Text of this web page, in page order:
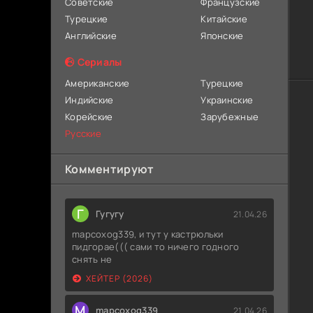
Турецкие
Английские
Китайские
Японские
Сериалы
Американские
Индийские
Корейские
Русские
Турецкие
Украинские
Зарубежные
Комментируют
Г Гугугу 21.04.26
mapcoxog339, и тут у кастрюльки
пидгорае((( сами то ничего годного
снять не
ХЕЙТЕР (2026)
mapcoxog339 21.04.26